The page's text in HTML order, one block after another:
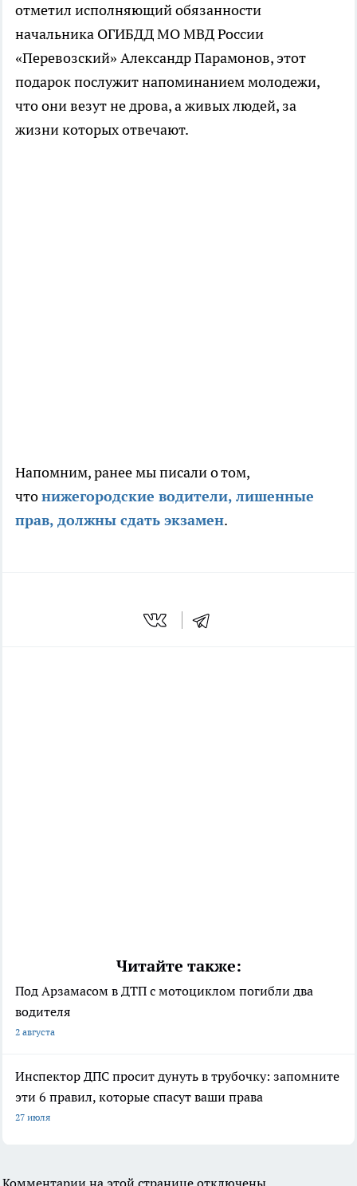
отметил исполняющий обязанности
начальника ОГИБДД МО МВД России
«Перевозский» Александр Парамонов, этот
подарок послужит напоминанием молодежи,
что они везут не дрова, а живых людей, за
жизни которых отвечают.
Напомним, ранее мы писали о том,
чтонижегородские водители, лишенные
прав, должны сдать экзамен.
Читайте также:
Под Арзамасом в ДТП с мотоциклом погибли два
водителя
2 августа
Инспектор ДПС просит дунуть в трубочку: запомните
эти 6 правил, которые спасут ваши права
27 июля